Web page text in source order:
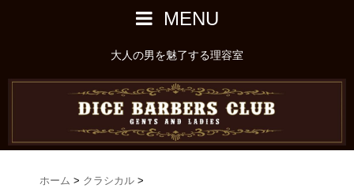
MENU
大人の男を魅了する理容室
ホーム > クラシカル >